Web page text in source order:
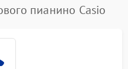
пианино Casio